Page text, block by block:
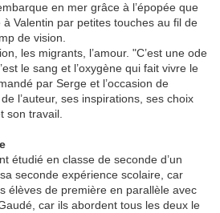
en mer grâce à l’épopée que
Valentin par petites touches au fil de
de vision.
les migrants, l’amour. "C’est une ode
le sang et l’oxygène qui fait vivre le
par Serge et l’occasion de
l’auteur, ses inspirations, ses choix
son travail.
étudié en classe de seconde d’un
seconde expérience scolaire, car
élèves de première en parallèle avec
car ils abordent tous les deux le